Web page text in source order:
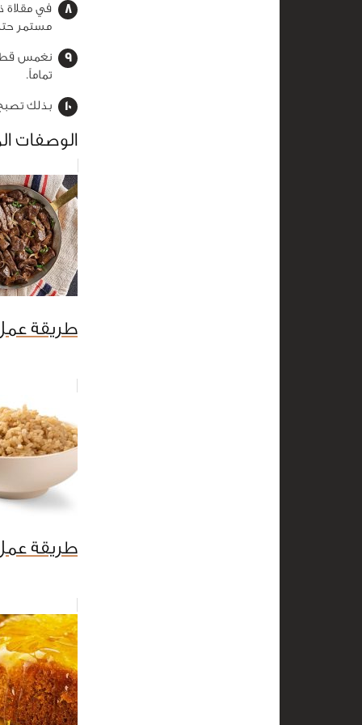
في مقلاة
مستمر
نغمس قطع
تماماً.
بذلك
الوصفات
طريقة
طريقة عمل